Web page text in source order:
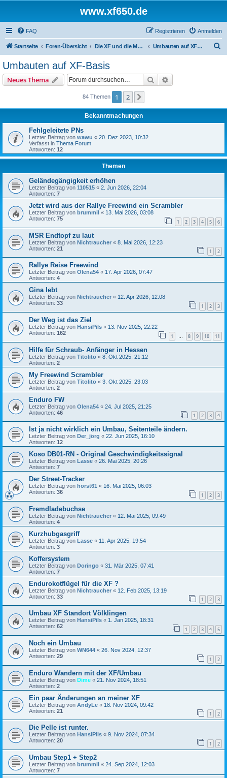
www.xf650.de
FAQ Anmelden
Registrieren
Startseite Foren-Übersicht Die XF und die Moppeds der ehemaligen XF-Treiber Umbauten auf XF-Basis
Umbauten auf XF-Basis
Neues Thema Suche
84 Themen 1 2
Bekanntmachungen
Fehlgeleitete PNs
Letzter Beitrag von wawu « 20. Dez 2023, 10:32
Verfasst in Thema Forum
Antworten: 12
Themen
Geländegängigkeit erhöhen
Letzter Beitrag von 110515 « 2. Jun 2026, 22:04
Antworten: 7
Jetzt wird aus der Rallye Freewind ein Scrambler
Letzter Beitrag von brummil « 13. Mai 2026, 03:08
Antworten: 75 1 2 3 4 5 6
MSR Endtopf zu laut
Letzter Beitrag von Nichtraucher « 8. Mai 2026, 12:23
Antworten: 21 1 2
Rallye Reise Freewind
Letzter Beitrag von Olena54 « 17. Apr 2026, 07:47
Antworten: 4
Gina lebt
Letzter Beitrag von Nichtraucher « 12. Apr 2026, 12:08
Antworten: 33 1 2 3
Der Weg ist das Ziel
Letzter Beitrag von HansiPils « 13. Nov 2025, 22:22
Antworten: 162 1 … 8 9 10 11
Hilfe für Schraub- Anfänger in Hessen
Letzter Beitrag von Titolito « 8. Okt 2025, 21:12
Antworten: 2
My Freewind Scrambler
Letzter Beitrag von Titolito « 3. Okt 2025, 23:03
Antworten: 2
Enduro FW
Letzter Beitrag von Olena54 « 24. Jul 2025, 21:25
Antworten: 46 1 2 3 4
Ist ja nicht wirklich ein Umbau, Seitenteile ändern.
Letzter Beitrag von Der_jörg « 22. Jun 2025, 16:10
Antworten: 12
Koso DB01-RN - Original Geschwindigkeitssignal
Letzter Beitrag von Lasse « 26. Mai 2025, 20:26
Antworten: 7
Der Street-Tracker
Letzter Beitrag von horst61 « 16. Mai 2025, 06:03
Antworten: 36 1 2 3
Fremdladebuchse
Letzter Beitrag von Nichtraucher « 12. Mai 2025, 09:49
Antworten: 4
Kurzhubgasgriff
Letzter Beitrag von Lasse « 11. Apr 2025, 19:54
Antworten: 3
Koffersystem
Letzter Beitrag von Doringo « 31. Mär 2025, 07:41
Antworten: 7
Endurokotflügel für die XF ?
Letzter Beitrag von Nichtraucher « 12. Feb 2025, 13:19
Antworten: 33 1 2 3
Umbau XF Standort Völklingen
Letzter Beitrag von HansiPils « 1. Jan 2025, 18:31
Antworten: 62 1 2 3 4 5
Noch ein Umbau
Letzter Beitrag von WN644 « 26. Nov 2024, 12:37
Antworten: 29 1 2
Enduro Wandern mit der XF/Umbau
Letzter Beitrag von Dime « 21. Nov 2024, 18:51
Antworten: 2
Ein paar Änderungen an meiner XF
Letzter Beitrag von AndyLe « 18. Nov 2024, 09:42
Antworten: 21 1 2
Die Pelle ist runter.
Letzter Beitrag von HansiPils « 9. Nov 2024, 07:34
Antworten: 20 1 2
Umbau Step1 + Step2
Letzter Beitrag von brummil « 24. Sep 2024, 12:03
Antworten: 7